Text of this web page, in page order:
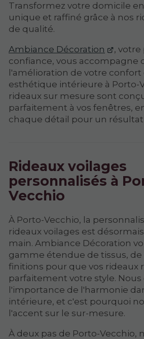
Transformez votre domicile
unique et raffiné grâce à nos
de qualité.
Ambiance Décoration
,
confiance, vous accompagne
l'amélioration de votre confort
esthétique intérieure à Porto-
rideaux sur mesure sont
parfaitement à vos fenêtres,
chaque détail pour un
Rideaux voilages
personnalisés à
Vecchio
À Porto-Vecchio, la
rideaux voilages est
main. Ambiance Décoration
gamme étendue de tissus,
finitions pour que vos rideaux
parfaitement votre style. Nous
l'importance de l'harmonie
intérieure, et c'est pourquoi
l'accent sur le sur-mesure.
À deux pas de Porto-Vecchio,